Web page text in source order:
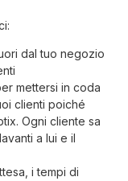
dal tuo negozio
mettersi in coda
clienti poiché
Ogni cliente sa
a lui e il
i tempi di